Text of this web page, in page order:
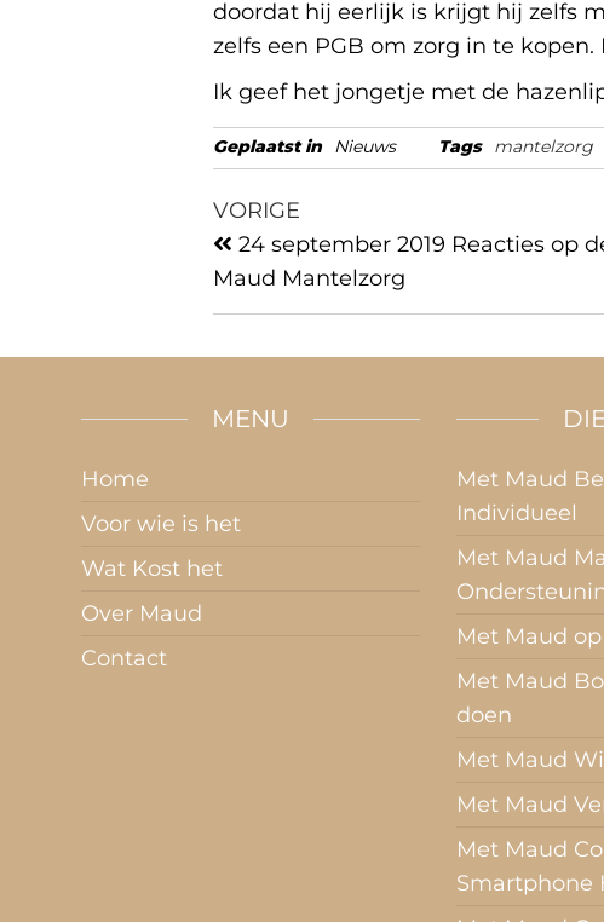
doordat hij eerlijk is krijgt hij zelfs
zelfs een PGB om zorg in te
Ik geef het jongetje met de
Geplaatst in Nieuws Tags mantelzorg
VORIGE
24 september 2019 Reacties op
Maud Mantelzorg
MENU
Home
Voor wie is het
Wat Kost het
Over Maud
Contact
Met Maud
Individueel
Met Maud
Met Maud
Met Maud
doen
Met Maud
Met Maud
Met Maud
Smartphone